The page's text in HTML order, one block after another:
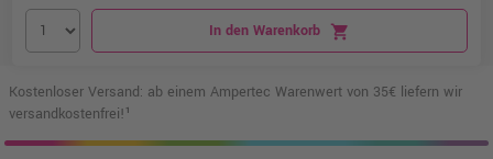
In den Warenkorb shopping_cart
Kostenloser Versand: ab einem Ampertec Warenwert von 35€ liefern wir
versandkostenfrei!¹